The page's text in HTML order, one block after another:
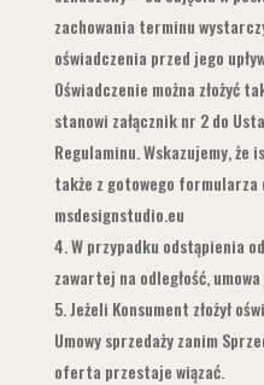
zachowania terminu
oświadczenia przed jego
Oświadczenie można złożyć
stanowi załącznik nr 2 do
Regulaminu. Wskazujemy,
także z gotowego
msdesignstudio.eu
W przypadku odstąpienia
zawartej na odległość,
Jeżeli Konsument złożył
Umowy sprzedaży zanim
oferta przestaje wiązać.